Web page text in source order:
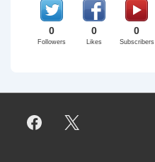
0
Followers
0
Likes
0
Subscribers